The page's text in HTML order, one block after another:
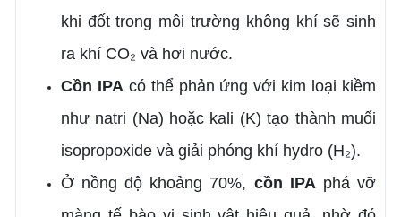
khi đốt trong môi trường không khí sẽ sinh
ra khí CO₂ và hơi nước.
Cồn IPAcó thể phản ứng với kim loại kiềm
như natri (Na) hoặc kali (K) tạo thành muối
isopropoxide và giải phóng khí hydro (H₂).
Ở nồng độ khoảng 70%, cồn IPAphá vỡ